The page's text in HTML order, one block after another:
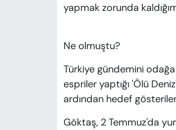
yapmak zorunda
Ne olmuştu?
Türkiye gündemini
espriler yaptığı 'Ölü
ardından hedef
Göktaş, 2 Temmuz'da